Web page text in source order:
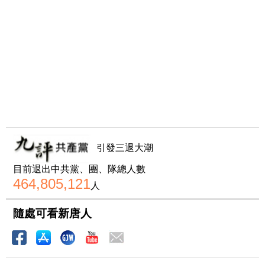
引發三退大潮
目前退出中共黨、團、隊總人數
464,805,121人
隨處可看新唐人